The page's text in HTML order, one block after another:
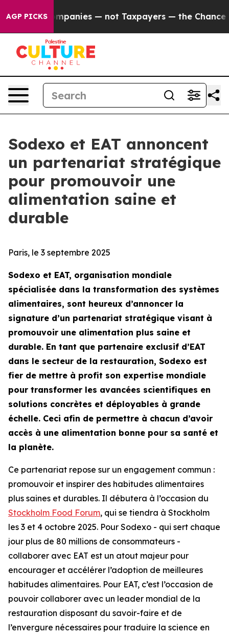
AGP PICKS
oil Companies — not Taxpayers — the Chance to
Sodexo et EAT annoncent
un partenariat stratégique
pour promouvoir une
alimentation saine et
durable
Paris, le 3 septembre 2025
Sodexo et EAT, organisation mondiale
spécialisée dans la transformation des systèmes
alimentaires, sont heureux d’annoncer la
signature d’un partenariat stratégique visant à
promouvoir une alimentation plus saine et
durable. En tant que partenaire exclusif d’EAT
dans le secteur de la restauration, Sodexo est
fier de mettre à profit son expertise mondiale
pour transformer les avancées scientifiques en
solutions concrètes et déployables à grande
échelle. Ceci afin de permettre à chacun d’avoir
accès à une alimentation bonne pour sa santé et
la planète.
Ce partenariat repose sur un engagement commun :
promouvoir et inspirer des habitudes alimentaires
plus saines et durables. Il débutera à l’occasion du
Stockholm Food Forum, qui se tiendra à Stockholm
les 3 et 4 octobre 2025. Pour Sodexo - qui sert chaque
jour plus de 80 millions de consommateurs -
collaborer avec EAT est un atout majeur pour
encourager et accélérer l’adoption de meilleures
habitudes alimentaires. Pour EAT, c’est l’occasion de
pouvoir collaborer avec un leader mondial de la
restauration disposant du savoir-faire et de
l’envergure nécessaires pour traduire la science en